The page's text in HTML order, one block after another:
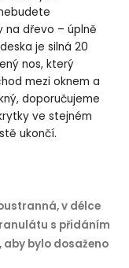
dřevo – úplně
je silná 20
nos, který
mezi oknem a
doporučujeme
ve stejném
ukončí.
v délce
s přidáním
bylo dosaženo